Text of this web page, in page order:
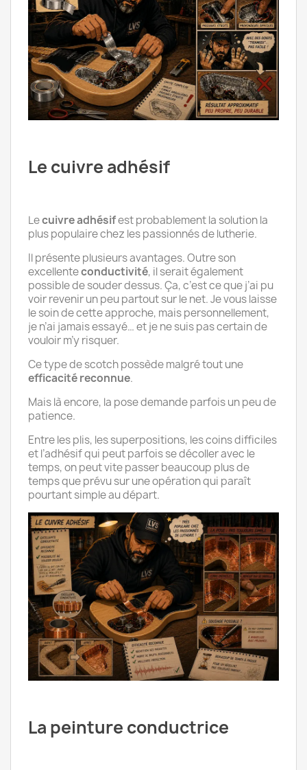
Le cuivre adhésif
Lecuivre adhésifest probablement la solution la
plus populaire chez les passionnés de lutherie.
Il présente plusieurs avantages. Outre son
excellenteconductivité, il serait également
possible de souder dessus. Ça, c’est ce que j’ai pu
voir revenir un peu partout sur le net. Je vous laisse
le soin de cette approche, mais personnellement,
je n’ai jamais essayé… et je ne suis pas certain de
vouloir m’y risquer.
Ce type de scotch possède malgré tout une
efficacité reconnue.
Mais là encore, la pose demande parfois un peu de
patience.
Entre les plis, les superpositions, les coins difficiles
et l’adhésif qui peut parfois se décoller avec le
temps, on peut vite passer beaucoup plus de
temps que prévu sur une opération qui paraît
pourtant simple au départ.
La peinture conductrice